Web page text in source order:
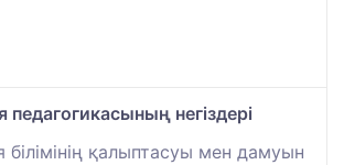
негіздері
қалыптасуы мен дамуын